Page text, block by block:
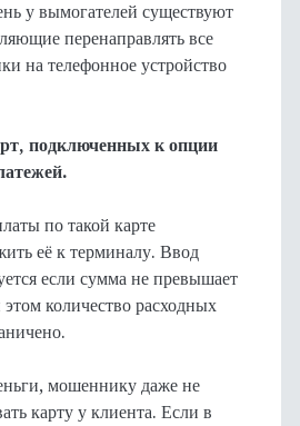
у вымогателей существуют
перенаправлять все
на телефонное устройство
подключенных к опции
по такой карте
её к терминалу. Ввод
если сумма не превышает
количество расходных
мошеннику даже не
карту у клиента. Если в